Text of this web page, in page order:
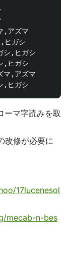
,アズマ
ヒガシ
シ,ヒガシ
,ヒガシ
マ,アズマ
ーマ字読みを取
改修が必要に
17lucenesol
mecab-n-bes